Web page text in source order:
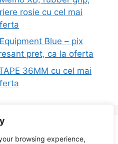
browsing experience,
rosie cu cel mai
Blue – pix
pret, ca la oferta
36MM cu cel mai